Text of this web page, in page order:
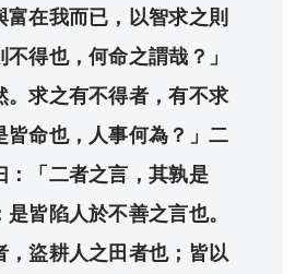
富在我而已，以智求之則
得也，何命之謂哉？」
。求之有不得者，有不求
皆命也，人事何為？」二
：「二者之言，其孰是
皆陷人於不善之言也。
，盜耕人之田者也；皆以